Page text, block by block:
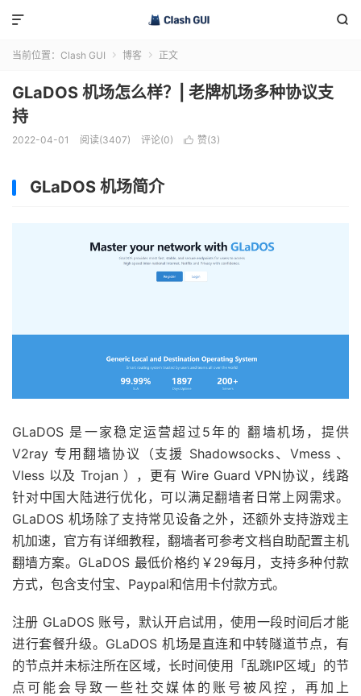


当前位置： Clash GUI  博客  正文
GLaDOS 机场怎么样？| 老牌机场多种协议支
持
2022-04-01 阅读(3407) 评论(0)  赞(3)
GLaDOS 机场简介
GLaDOS 是一家稳定运营超过5年的 翻墙机场，提供
V2ray 专用翻墙协议（支援 Shadowsocks、Vmess 、
Vless 以及 Trojan ），更有 Wire Guard VPN协议，线路
针对中国大陆进行优化，可以满足翻墙者日常上网需求。
GLaDOS 机场除了支持常见设备之外，还额外支持游戏主
机加速，官方有详细教程，翻墙者可参考文档自助配置主机
翻墙方案。GLaDOS 最低价格约￥29每月，支持多种付款
方式，包含支付宝、Paypal和信用卡付款方式。
注册 GLaDOS 账号，默认开启试用，使用一段时间后才能
进行套餐升级。GLaDOS 机场是直连和中转隧道节点，有
的节点并未标注所在区域，长时间使用「乱跳IP区域」的节
点可能会导致一些社交媒体的账号被风控，再加上